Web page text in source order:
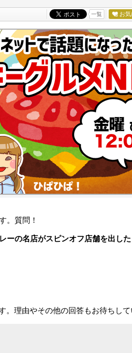
一覧 お気
。質問！
の名店がスピンオフ店舗を出した
。理由やその他の回答もお待ちして